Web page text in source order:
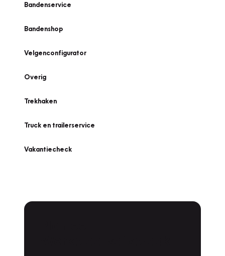
Bandenservice
Bandenshop
Velgenconfigurator
Overig
Trekhaken
Truck en trailerservice
Vakantiecheck